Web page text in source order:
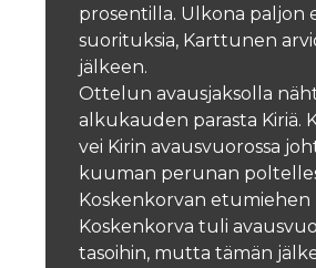
prosentilla. Ulkona paljon
suorituksia, Karttunen
jälkeen.
Ottelun avausjaksolla
alkukauden parasta Kiriä.
vei Kirin avausvuorossa
kuuman perunan
Koskenkorvan etumiehen
Koskenkorva tuli
tasoihin, mutta tämän